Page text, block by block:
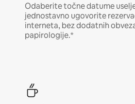
Odaberite točne datume
jednostavno ugovorite
interneta, bez dodatnih
papirologije.*